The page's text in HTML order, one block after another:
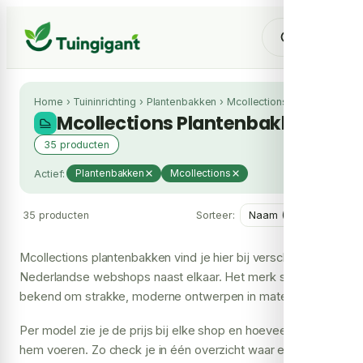
Home › Tuininrichting › Plantenbakken › Mcollections
Mcollections Plantenbakken
35 producten
Actief: Plantenbakken Mcollections
35 producten Sorteer:
Mcollections plantenbakken vind je hier bij verschillende
Nederlandse webshops naast elkaar. Het merk staat
bekend om strakke, moderne ontwerpen in materialen als
eigentijdse tuin als een stads balkon.
Per model zie je de prijs bij elke shop en hoeveel winkels
hem voeren. Zo check je in één overzicht waar een